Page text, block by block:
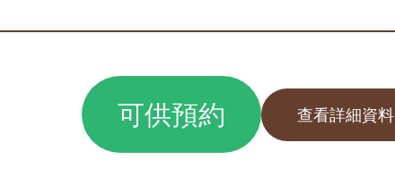
可供預約 查看詳細資料